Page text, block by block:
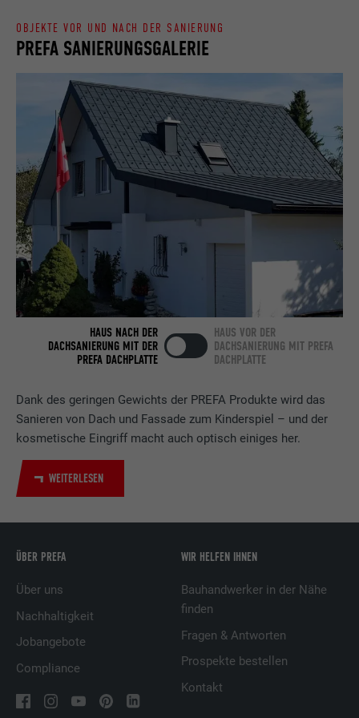
Dank des geringen Gewichts der PREFA Produkte wird das
Sanieren von Dach und Fassade zum Kinderspiel – und der
kosmetische Eingriff macht auch optisch einiges her.
WEITERLESEN
PREFA SANIERUNGSGALERIE
OBJEKTE VOR UND NACH DER SANIERUNG
HAUS NACH DER
DACHSANIERUNG MIT DER
PREFA DACHPLATTE
HAUS VOR DER
DACHSANIERUNG MIT PREFA
DACHPLATTE
ÜBER PREFA
Über uns
Nachhaltigkeit
Jobangebote
Compliance
WIR HELFEN IHNEN
Bauhandwerker in der Nähe
finden
Fragen & Antworten
Prospekte bestellen
Kontakt
Name bcookie
Anbieter LinkedIn
Laufzeit 2 Jahre
Zweck
Verwendet vom Social-Networking-Dienst
LinkedIn für die Verfolgung der
Verwendung von eingebetteten
Dienstleistungen.
Name bscookie
Anbieter LinkedIn
2 Jahre
Verwendet vom Social-Networking-Dienst
Verwendung von eingebetteten
Dienstleistungen.
Name
Zweck
mehreren Webseiten zu verfolgen, um
relevante Werbung basierend auf den
Präferenzen des Besuchers zu
Name lidc